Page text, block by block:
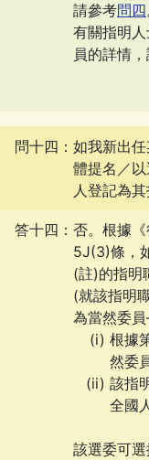
請參考問四
有關指明
員的詳情
問十四：如我新出
體提名／
人登記為
答十四：否。根據
5J(3)條，
(註)的指明
(就該指明
為當然委
根據
然委
該指
全國
該選委可